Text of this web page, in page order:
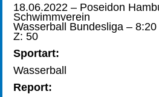
18.06.2022 – Poseidon
Schwimmverein
Wasserball Bundesliga –
Z: 50
Sportart:
Wasserball
Report: